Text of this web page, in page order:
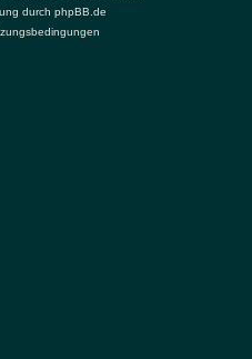
durch phpBB.de